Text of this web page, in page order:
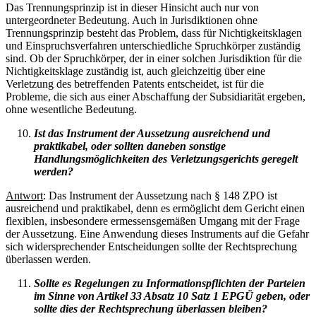
Das Trennungsprinzip ist in dieser Hinsicht auch nur von
untergeordneter Bedeutung. Auch in Jurisdiktionen ohne
Trennungsprinzip besteht das Problem, dass für Nichtigkeitsklagen
und Einspruchsverfahren unterschiedliche Spruchkörper zuständig
sind. Ob der Spruchkörper, der in einer solchen Jurisdiktion für die
Nichtigkeitsklage zuständig ist, auch gleichzeitig über eine
Verletzung des betreffenden Patents entscheidet, ist für die
Probleme, die sich aus einer Abschaffung der Subsidiarität ergeben,
ohne wesentliche Bedeutung.
Ist das Instrument der Aussetzung ausreichend und
praktikabel, oder sollten daneben sonstige
Handlungsmöglichkeiten des Verletzungsgerichts geregelt
werden?
Antwort: Das Instrument der Aussetzung nach § 148 ZPO ist
ausreichend und praktikabel, denn es ermöglicht dem Gericht einen
flexiblen, insbesondere ermessensgemäßen Umgang mit der Frage
der Aussetzung. Eine Anwendung dieses Instruments auf die Gefahr
sich widersprechender Entscheidungen sollte der Rechtsprechung
überlassen werden.
Sollte es Regelungen zu Informationspflichten der Parteien
im Sinne von Artikel 33 Absatz 10 Satz 1 EPGÜ geben, oder
sollte dies der Rechtsprechung überlassen bleiben?